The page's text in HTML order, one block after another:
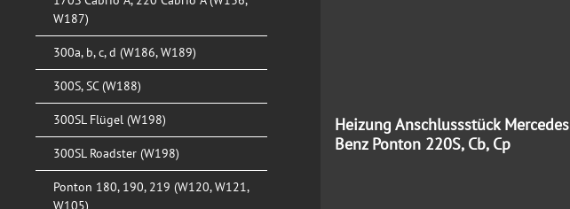
W187)
300a, b, c, d (W186, W189)
300S, SC (W188)
300SL Flügel (W198)
300SL Roadster (W198)
Ponton 180, 190, 219 (W120, W121,
W105)
Heizung Anschlussstück Mercedes
Benz Ponton 220S, Cb, Cp